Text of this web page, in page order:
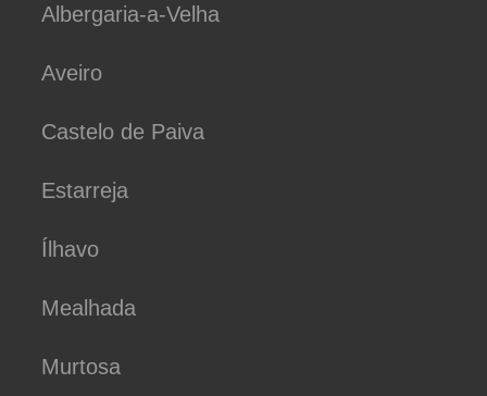
Albergaria-a-Velha
Aveiro
Castelo de Paiva
Estarreja
Ílhavo
Mealhada
Murtosa